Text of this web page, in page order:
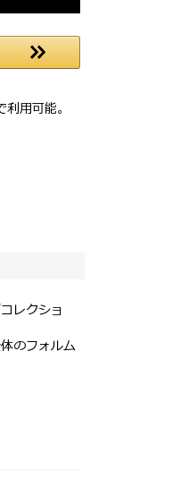
用可能。
レクショ
のフォルム
みを帯びた
多彩なポケ
ます。